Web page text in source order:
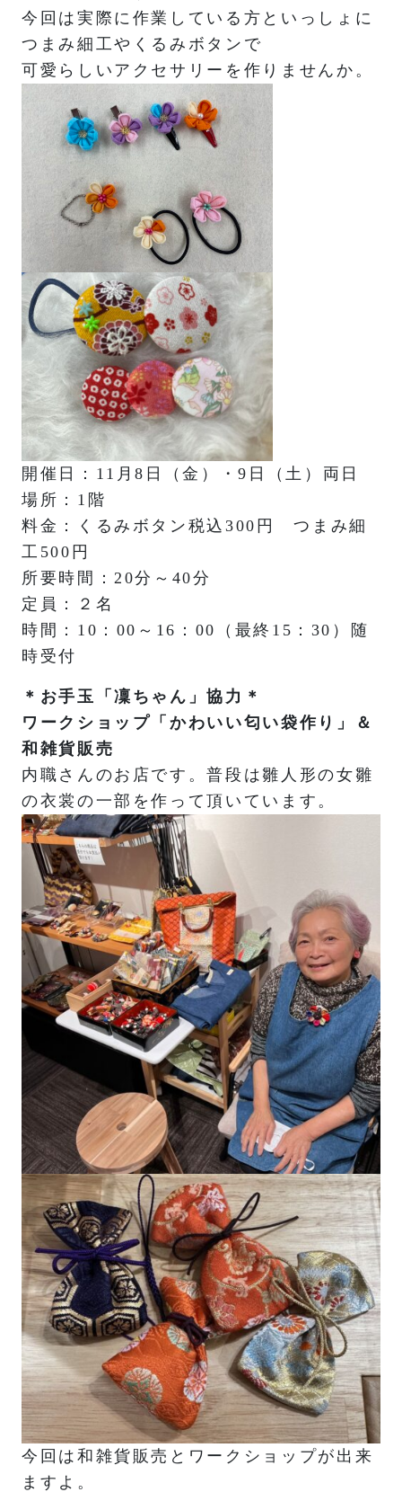
今回は実際に作業している方といっしょに
つまみ細工やくるみボタンで
可愛らしいアクセサリーを作りませんか。
開催日：11月8日（金）・9日（土）両日
場所：1階
料金：くるみボタン税込300円 つまみ細
工500円
所要時間：20分～40分
定員：２名
時間：10：00～16：00（最終15：30）随
時受付
＊お手玉「凜ちゃん」協力＊
ワークショップ「かわいい匂い袋作り」＆
和雑貨販売
内職さんのお店です。普段は雛人形の女雛
の衣裳の一部を作って頂いています。
今回は和雑貨販売とワークショップが出来
ますよ。